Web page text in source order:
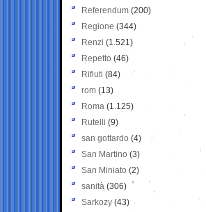
Referendum (200)
Regione (344)
Renzi (1.521)
Repetto (46)
Rifiuti (84)
rom (13)
Roma (1.125)
Rutelli (9)
san gottardo (4)
San Martino (3)
San Miniato (2)
sanità (306)
Sarkozy (43)